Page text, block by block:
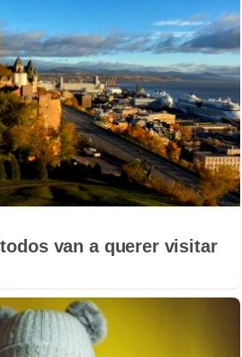
van a querer visitar